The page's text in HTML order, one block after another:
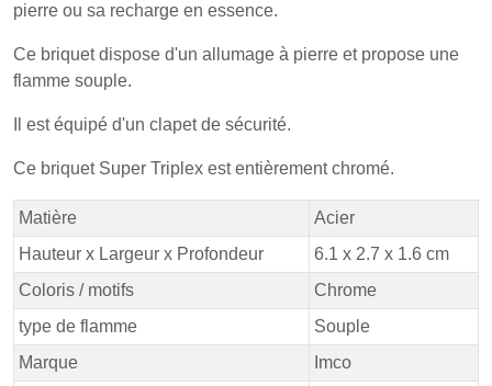
pierre ou sa recharge en essence.
Ce briquet dispose d'un allumage à pierre et propose une
flamme souple.
Il est équipé d'un clapet de sécurité.
Ce briquet Super Triplex est entièrement chromé.
Matière
Acier
Hauteur x Largeur x Profondeur
6.1 x 2.7 x 1.6 cm
Coloris / motifs
Chrome
type de flamme
Souple
Marque
Imco